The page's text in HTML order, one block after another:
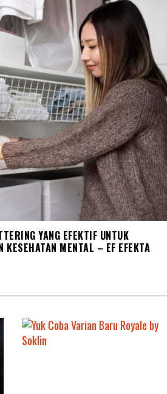
YANG EFEKTIF UNTUK
KESEHATAN MENTAL – EF EFEKTA